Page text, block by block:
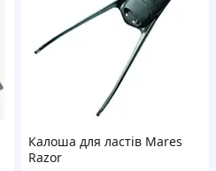
Калоша для ластів Mares
Razor